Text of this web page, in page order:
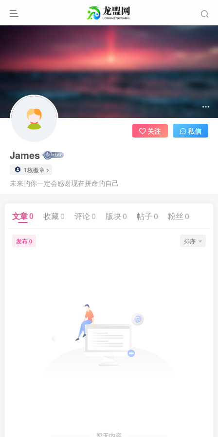
James
1枚徽章
未来的你一定会感谢现在拼命的自己
关注 私信
文章0 收藏 0 评论 0 版块 0 帖子 0 粉丝 0
发布 0 排序